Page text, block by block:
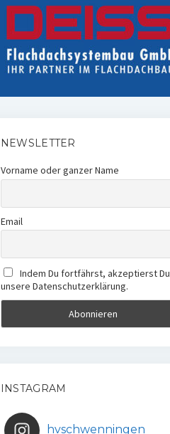
NEWSLETTER
Vorname oder ganzer Name
Email
Indem Du fortfährst, akzeptierst Du
unsere Datenschutzerklärung.
INSTAGRAM
hvschwenningen